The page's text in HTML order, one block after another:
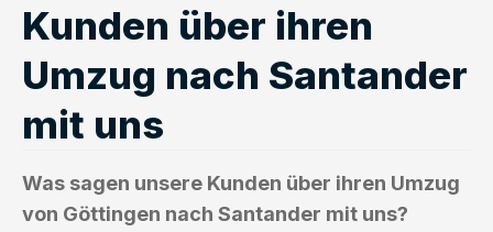
Kunden über ihren
Umzug nach Santander
mit uns
Was sagen unsere Kunden über ihren Umzug
von Göttingen nach Santander mit uns?